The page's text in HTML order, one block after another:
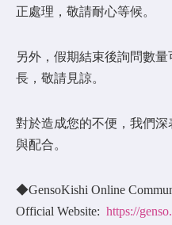
正處理，敬請耐心等候。
另外，假期結束後詢問數
長，敬請見諒。
對於造成您的不便，我們
與配合。
◆GensoKishi Online
Official Website: https://